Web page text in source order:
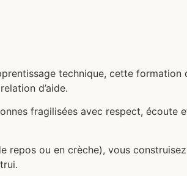
technique, cette formation
d’aide.
fragilisées avec respect, écoute
ou en crèche), vous construisez